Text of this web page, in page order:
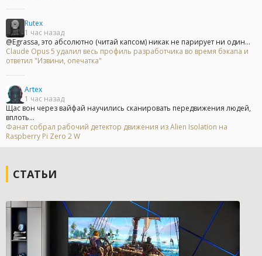
Rutex
1 час назад
@Egrassa, это абсолютно (читай капсом) никак не парирует ни один...
Claude Opus 5 удалил весь профиль разработчика во время бэкапа и
ответил "Извини, опечатка"
Artex
1 час назад
Щас вон через вайфай научились сканировать передвижения людей,
вплоть...
Фанат собрал рабочий детектор движения из Alien Isolation на
Raspberry Pi Zero 2 W
СТАТЬИ